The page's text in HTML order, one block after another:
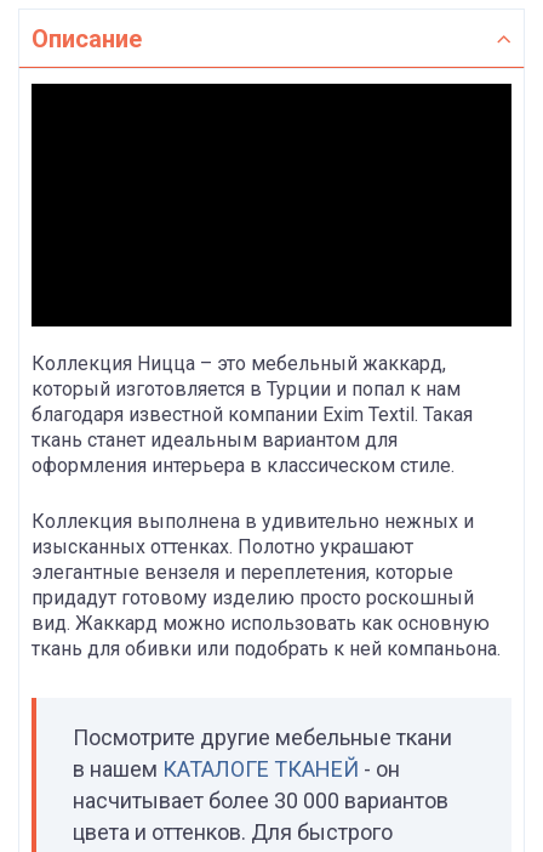
Описание
Коллекция Ницца – это мебельный жаккард,
который изготовляется в Турции и попал к нам
благодаря известной компании Exim Textil. Такая
ткань станет идеальным вариантом для
оформления интерьера в классическом стиле.
Коллекция выполнена в удивительно нежных и
изысканных оттенках. Полотно украшают
элегантные вензеля и переплетения, которые
придадут готовому изделию просто роскошный
вид. Жаккард можно использовать как основную
ткань для обивки или подобрать к ней компаньона.
Посмотрите другие мебельные ткани
в нашем КАТАЛОГЕ ТКАНЕЙ - он
насчитывает более 30 000 вариантов
цвета и оттенков. Для быстрого